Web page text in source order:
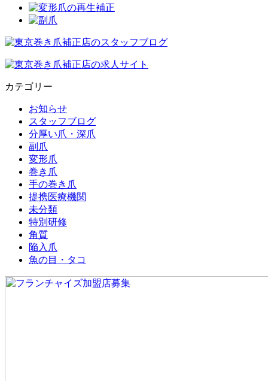
カテゴリー
お知らせ
スタッフブログ
分厚い爪・深爪
副爪
変形爪
巻き爪
手の巻き爪
提携医療機関
未分類
特別研修
角質
陥入爪
魚の目・タコ